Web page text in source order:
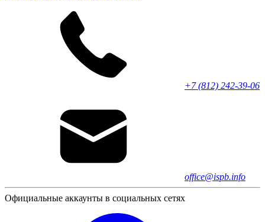
+7 (812) 242-39-06
office@ispb.info
Официальные аккаунты в социальных сетях